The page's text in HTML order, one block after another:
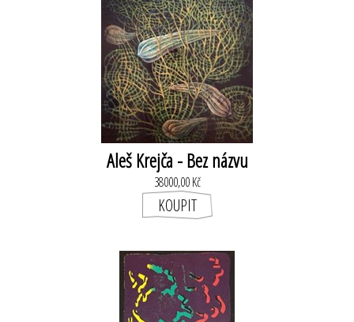
Aleš Krejča - Bez názvu
38000,00 Kč